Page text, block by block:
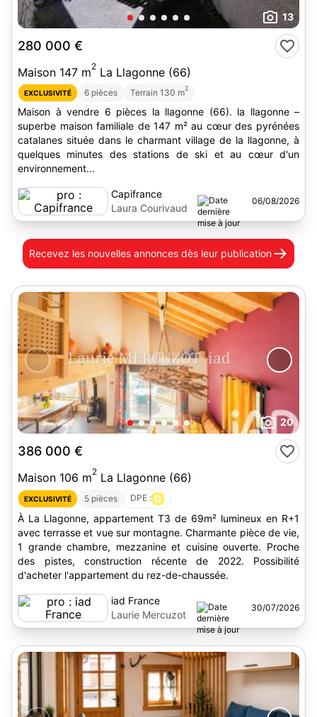
13
280 000 €
Maison 147 m2 La Llagonne (66)
EXCLUSIVITÉ 6 pièces Terrain 130 m2
Maison à vendre 6 pièces la llagonne (66). la llagonne –
superbe maison familiale de 147 m² au cœur des pyrénées
catalanes située dans le charmant village de la llagonne, à
quelques minutes des stations de ski et au cœur d'un
environnement...
Capifrance
Laura Courivaud
06/08/2026
Recevez les nouvelles annonces dès leur publication
20
386 000 €
Maison 106 m2 La Llagonne (66)
EXCLUSIVITÉ 5 pièces DPE : D
À La Llagonne, appartement T3 de 69m² lumineux en R+1
avec terrasse et vue sur montagne. Charmante pièce de vie,
1 grande chambre, mezzanine et cuisine ouverte. Proche
des pistes, construction récente de 2022. Possibilité
d'acheter l'appartement du rez-de-chaussée.
iad France
Laurie Mercuzot
30/07/2026